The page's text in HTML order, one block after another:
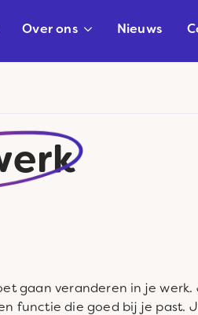
Over ons Nieuws
gaan veranderen in je
functie die goed bij je past.